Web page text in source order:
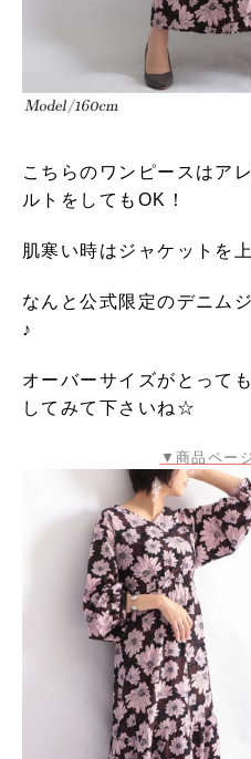
こちらのワンピースはア
ルトをしてもOK！
肌寒い時はジャケットを
なんと公式限定のデニム
♪
オーバーサイズがとって
してみて下さいね☆
▼商品ペー